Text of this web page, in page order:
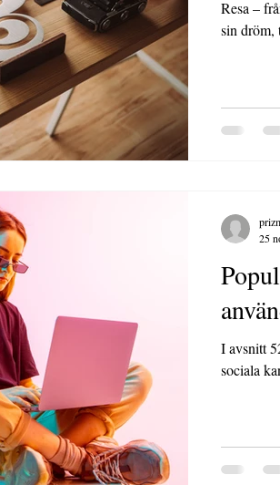
Resa –
sin dröm,
I avsnitt 52 ger jag en kort sammanfattning av några populära
sociala
25